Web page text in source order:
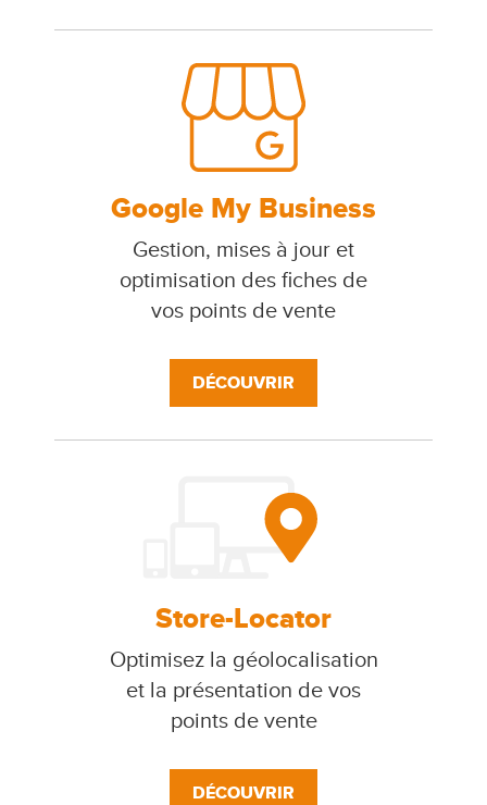
Google My Business
Gestion, mises à jour et
optimisation des fiches de
vos points de vente
DÉCOUVRIR
Store-Locator
Optimisez la géolocalisation
et la présentation de vos
points de vente
DÉCOUVRIR